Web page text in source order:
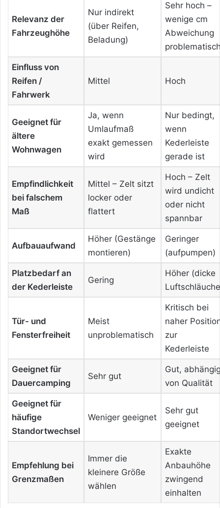
Relevanz der
Fahrzeughöhe
Nur indirekt
(über Reifen,
Beladung)
Sehr hoch –
wenige cm
Abweichung
Einfluss von
Reifen /
Fahrwerk
Mittel Hoch
Geeignet für
ältere
Wohnwagen
Ja, wenn
Umlaufmaß
exakt gemessen
wird
Nur bedingt,
wenn
Kederleiste
gerade ist
Empfindlichkeit
bei falschem
Maß
Mittel – Zelt sitzt
locker oder
flattert
Hoch – Zelt
wird undicht
oder nicht
spannbar
Aufbauaufwand
Höher (Gestänge
montieren)
Geringer
(aufpumpen)
Platzbedarf an
der Kederleiste
Gering
Höher (dicke
Tür- und
Fensterfreiheit
Meist
unproblematisch
Kritisch bei
naher
zur
Kederleiste
Geeignet für
Dauercamping
Sehr gut
Gut,
von Qualität
Geeignet für
häufige
Standortwechsel
Weniger geeignet
Sehr gut
geeignet
Empfehlung bei
Grenzmaßen
Immer die
kleinere Größe
wählen
Exakte
Anbauhöhe
zwingend
einhalten